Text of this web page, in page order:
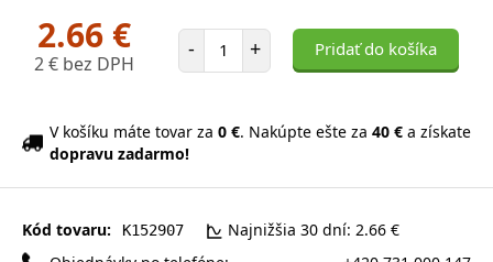
2.66 €
2 € bez DPH
- Počet položiek
+ Pridať do košíka
V košíku máte tovar za 0 €. Nakúpte ešte za 40 € a získate
dopravu zadarmo!
Kód tovaru: K152907
Najnižšia 30 dní: 2.66 €